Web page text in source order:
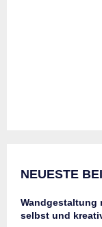
NEUESTE
Wandgestaltung
selbst und